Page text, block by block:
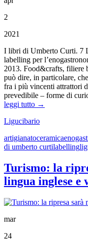
2
2021
I libri di Umberto Curti. 7
labelling per
2013. Food&crafts, filiere
può dire, in particolare,
fra i più vincenti attrattori
prevedibile – forme di
leggi tutto →
Ligucibario
artigianatoceramica
di umberto curtilabelling
Turismo: la
lingua inglese e
mar
24